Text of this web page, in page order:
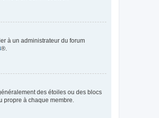
à un administrateur du forum
®.
des étoiles ou des blocs
propre à chaque membre.